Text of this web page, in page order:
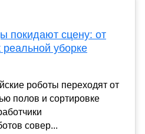
покидают сцену: от
реальной уборке
роботы переходят от
полов и сортировке
совер...